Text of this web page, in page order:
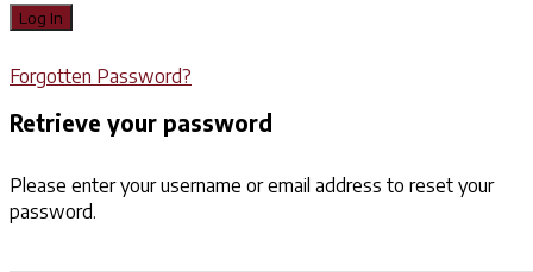
Forgotten Password?
Retrieve your password
Please enter your username or email address to reset your
password.